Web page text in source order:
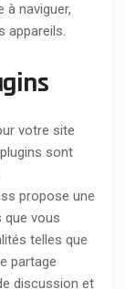
naviguer,
appareils.
votre site
sont
propose une
que vous
telles que
partage
discussion et